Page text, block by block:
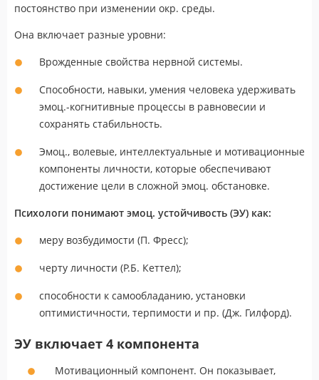
постоянство при изменении окр. среды.
Она включает разные уровни:
Врожденные свойства нервной системы.
Способности, навыки, умения человека удерживать
эмоц.-когнитивные процессы в равновесии и
сохранять стабильность.
Эмоц., волевые, интеллектуальные и мотивационные
компоненты личности, которые обеспечивают
достижение цели в сложной эмоц. обстановке.
Психологи понимают эмоц. устойчивость (ЭУ) как:
меру возбудимости (П. Фресс);
черту личности (Р.Б. Кеттел);
способности к самообладанию, установки
оптимистичности, терпимости и пр. (Дж. Гилфорд).
ЭУ включает 4 компонента
Мотивационный компонент. Он показывает,